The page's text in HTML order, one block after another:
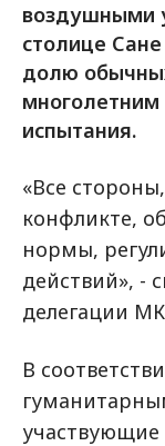
воздушными
столице
долю
испытания.
«Все
конфликте,
нормы,
действий», -
делегации
В